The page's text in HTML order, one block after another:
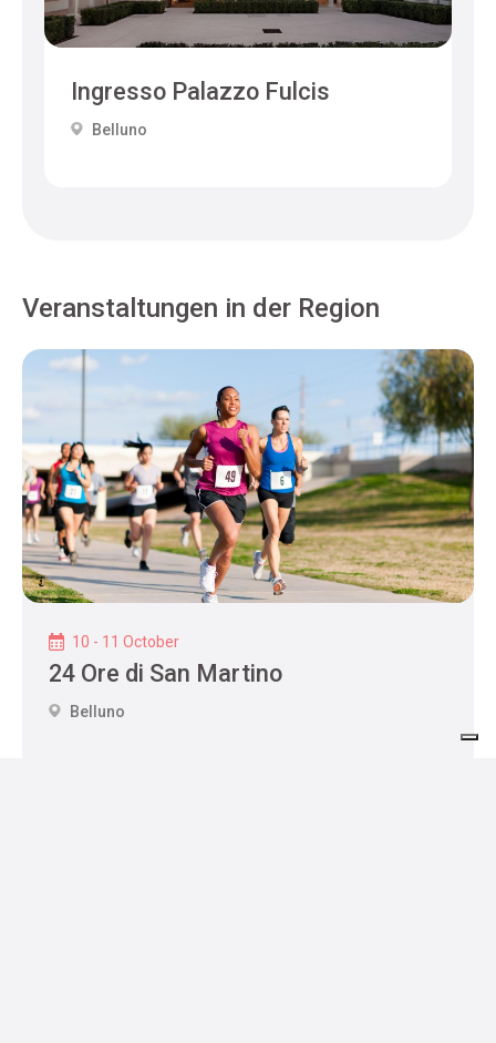
Ingresso Palazzo Fulcis
Belluno
Veranstaltungen in der Region
10 - 11 October
24 Ore di San Martino
Belluno